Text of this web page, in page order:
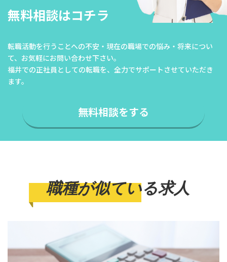
無料相談はコチラ
転職活動を行うことへの不安・現在の職場での悩み・将来につい
て、 お気軽にお問い合わせ下さい。
福井での正社員としての転職を、全力でサポートさせていただき
ます。
無料相談をする
職種が似ている求人